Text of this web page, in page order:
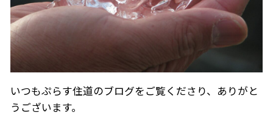
いつもぷらす住道のブログをご覧くださり、ありがと
うございます。